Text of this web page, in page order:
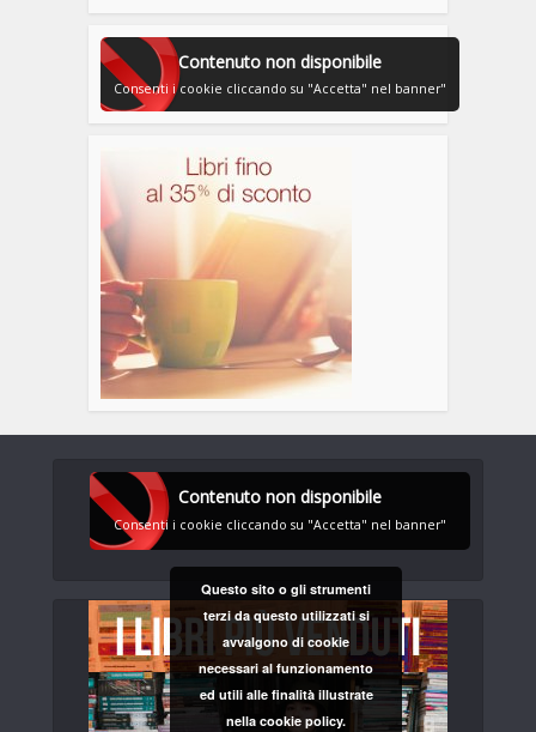
Contenuto non disponibile
Consenti i cookie cliccando su "Accetta" nel banner"
Contenuto non disponibile
Consenti i cookie cliccando su "Accetta" nel banner"
Questo sito o gli strumenti
terzi da questo utilizzati si
avvalgono di cookie
necessari al funzionamento
ed utili alle finalità illustrate
nella cookie policy.